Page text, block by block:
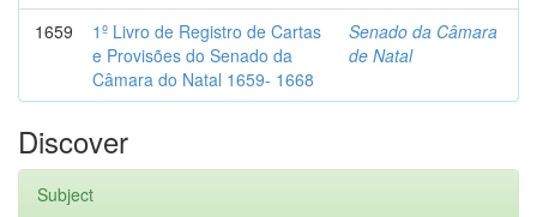
1659
1º Livro de Registro de Cartas
e Provisões do Senado da
Câmara do Natal 1659- 1668
Senado da Câmara
de Natal
Discover
Subject